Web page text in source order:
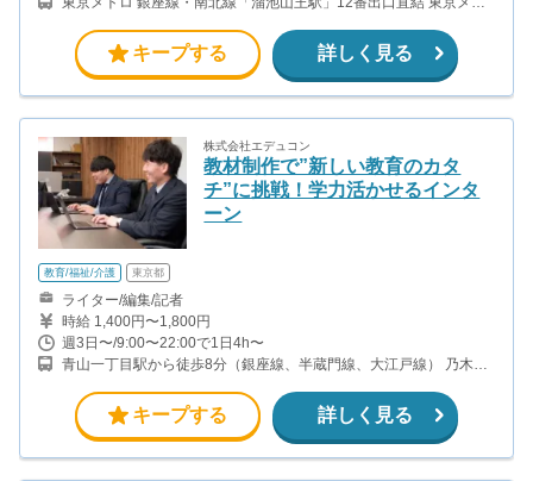
キープする 詳しく見る
株式会社エデュコン
教材制作で”新しい教育のカタ
チ”に挑戦！学力活かせるインタ
ーン
教育/福祉/介護 東京都
ライター/編集/記者
時給 1,400円〜1,800円
週3日〜/9:00〜22:00で1日4h〜
青山一丁目駅から徒歩8分（銀座線、半蔵門線、大江戸線） 乃木坂
キープする 詳しく見る